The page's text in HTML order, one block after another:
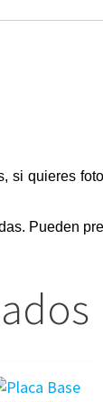
si quieres
Pueden